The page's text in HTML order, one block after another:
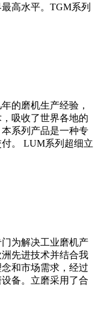
高水平。TGM系列
的磨机生产经验，
吸收了世界各地的
系列产品是一种专
。 LUM系列超细立
为解决工业磨机产
先进技术并结合我
和市场需求，经过
备。立磨采用了合